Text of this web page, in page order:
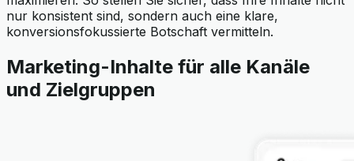
nur konsistent sind, sondern auch eine klare,
konversionsfokussierte Botschaft vermitteln.
Marketing-Inhalte für alle Kanäle
und Zielgruppen